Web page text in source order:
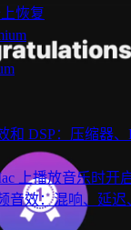
恢复
和 DSP：压缩器
上播放音乐时开
音效：混响、延